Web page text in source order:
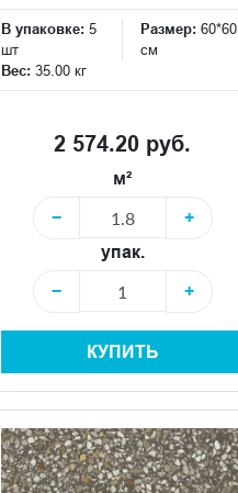
В упаковке: 5
шт
Размер: 60*60
см
Вес: 35.00 кг
2 574.20 руб.
м²
−
+
упак.
−
+
КУПИТЬ